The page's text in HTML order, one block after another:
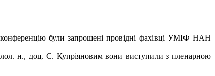
конференцію були запрошені провідні фахівці УМІФ НАН
н., доц. Є. Купріяновим вони виступили з пленарною